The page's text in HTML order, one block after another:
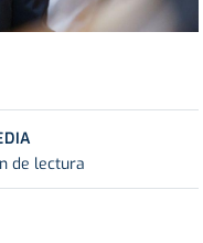
de lectura